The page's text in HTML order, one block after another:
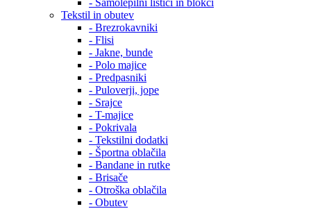
Tekstil in obutev
- Brezrokavniki
- Flisi
- Jakne, bunde
- Polo majice
- Predpasniki
- Puloverji, jope
- Srajce
- T-majice
- Pokrivala
- Tekstilni dodatki
- Športna oblačila
- Bandane in rutke
- Brisače
- Otroška oblačila
- Obutev